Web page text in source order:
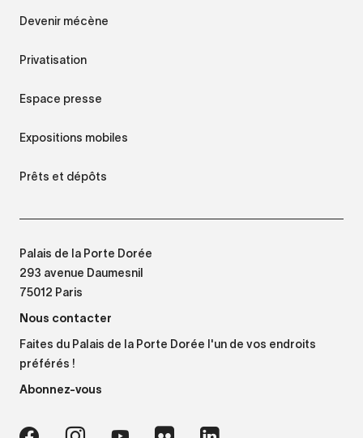
Devenir mécène
Privatisation
Espace presse
Expositions mobiles
Prêts et dépôts
Palais de la Porte Dorée
293 avenue Daumesnil
75012 Paris
Nous contacter
Faites du Palais de la Porte Dorée l'un de vos endroits
préférés !
Abonnez-vous